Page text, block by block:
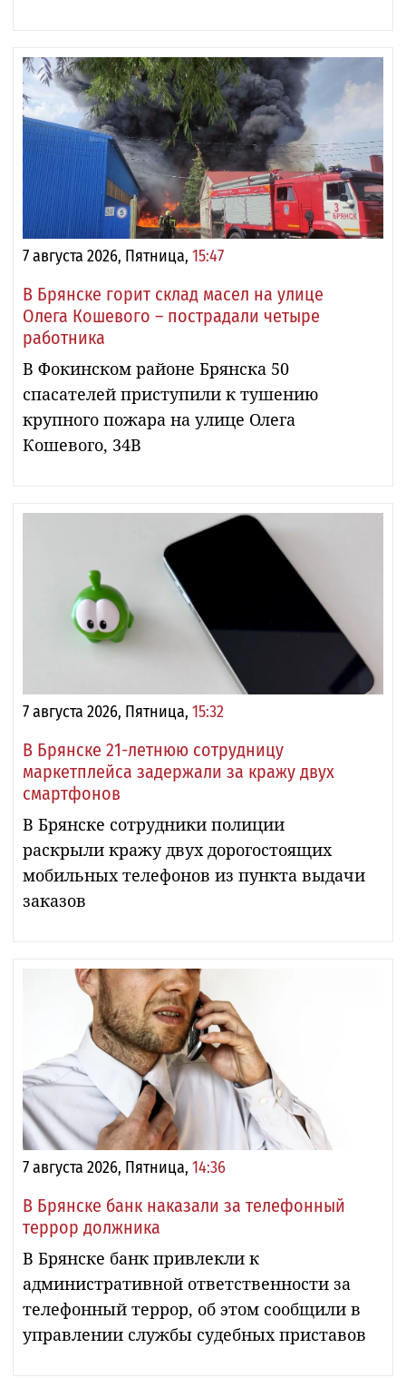
7 августа 2026, Пятница, 15:47
В Брянске горит склад масел на улице
Олега Кошевого – пострадали четыре
работника
В Фокинском районе Брянска 50
спасателей приступили к тушению
крупного пожара на улице Олега
Кошевого, 34В
7 августа 2026, Пятница, 15:32
В Брянске 21-летнюю сотрудницу
маркетплейса задержали за кражу двух
смартфонов
В Брянске сотрудники полиции
раскрыли кражу двух дорогостоящих
мобильных телефонов из пункта выдачи
заказов
7 августа 2026, Пятница, 14:36
В Брянске банк наказали за телефонный
террор должника
В Брянске банк привлекли к
административной ответственности за
телефонный террор, об этом сообщили в
управлении службы судебных приставов